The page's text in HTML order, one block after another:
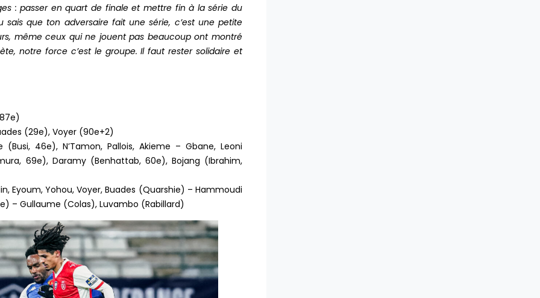
: passer en quart de finale et mettre fin à la série du
que ton adversaire fait une série, c’est une petite
même ceux qui ne jouent pas beaucoup ont montré
notre force c’est le groupe. Il faut rester solidaire et
(29e), Voyer (90e+2)
46e), N’Tamon, Pallois, Akieme – Gbane, Leoni
69e), Daramy (Benhattab, 60e), Bojang (Ibrahim,
Eyoum, Yohou, Voyer, Buades (Quarshie) – Hammoudi
– Gullaume (Colas), Luvambo (Rabillard)